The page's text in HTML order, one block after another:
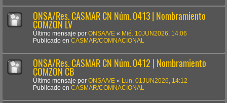
ONSA/Res. CASMAR CN Núm. 0413 | Nombramiento
COMZON LV
Último mensaje por ONSA/VE « Mié. 10JUN2026, 14:06
Publicado en CASMAR/COMNACIONAL
ONSA/Res. CASMAR CN Núm. 0412 | Nombramiento
COMZON CB
Último mensaje por ONSA/VE «
Lun. 01JUN2026, 14:12
Publicado en CASMAR/COMNACIONAL